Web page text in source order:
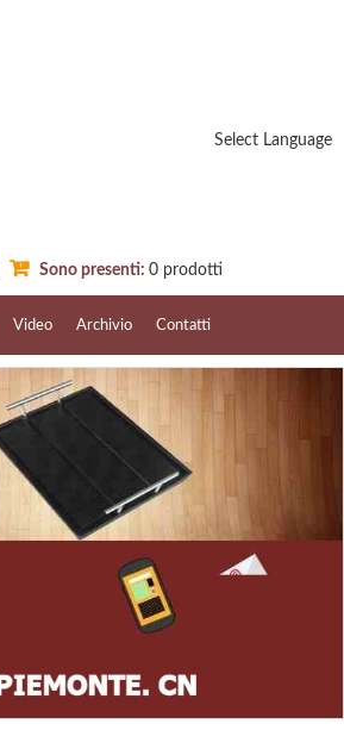
Select Language
Sono presenti: 0 prodotti
Video Archivio Contatti